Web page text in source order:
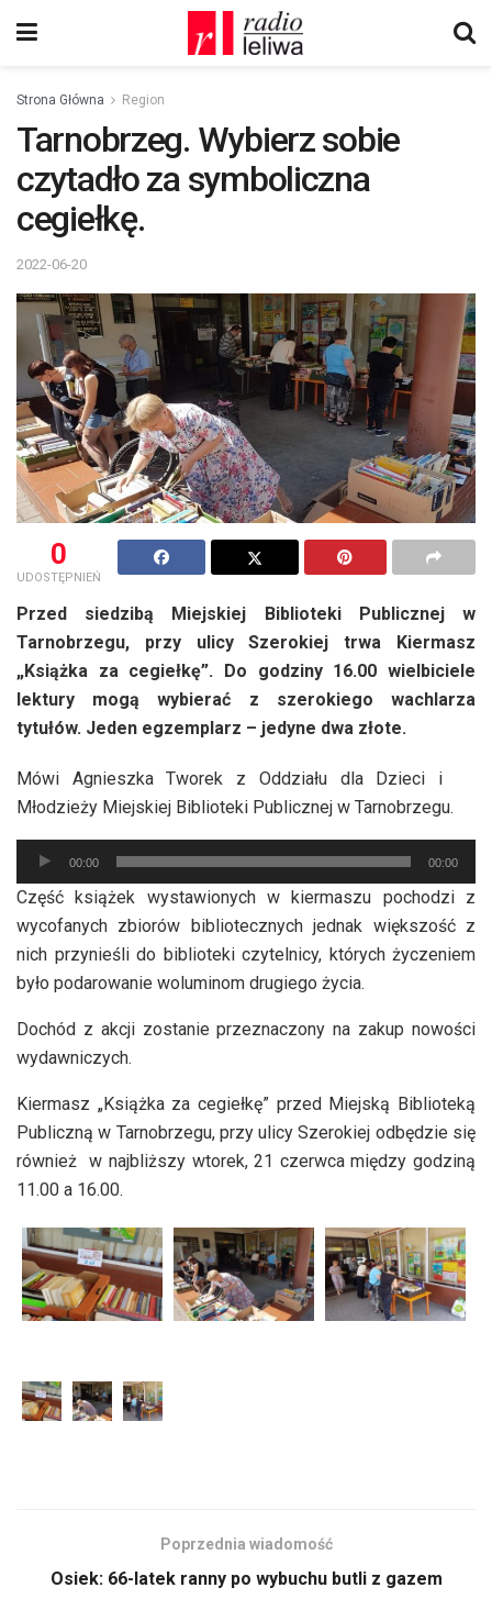
Strona Główna Region
Tarnobrzeg. Wybierz sobie
czytadło za symboliczna
cegiełkę.
2022-06-20
0
UDOSTĘPNIEŃ
Przed siedzibą Miejskiej Biblioteki Publicznej w
Tarnobrzegu, przy ulicy Szerokiej trwa Kiermasz
„Książka za cegiełkę”. Do godziny 16.00 wielbiciele
lektury mogą wybierać z szerokiego wachlarza
tytułów. Jeden egzemplarz – jedyne dwa złote.
Mówi Agnieszka Tworek z Oddziału dla Dzieci i
Młodzieży Miejskiej Biblioteki Publicznej w Tarnobrzegu.
Odtwarzacz
plików
dźwiękowych
00:00 00:00
Część książek wystawionych w kiermaszu pochodzi z
wycofanych zbiorów bibliotecznych jednak większość z
nich przynieśli do biblioteki czytelnicy, których życzeniem
było podarowanie woluminom drugiego życia.
Dochód z akcji zostanie przeznaczony na zakup nowości
wydawniczych.
Kiermasz „Książka za cegiełkę” przed Miejską Biblioteką
Publiczną w Tarnobrzegu, przy ulicy Szerokiej odbędzie się
również w najbliższy wtorek, 21 czerwca między godziną
11.00 a 16.00.
Poprzednia wiadomość
Osiek: 66-latek ranny po wybuchu butli z gazem